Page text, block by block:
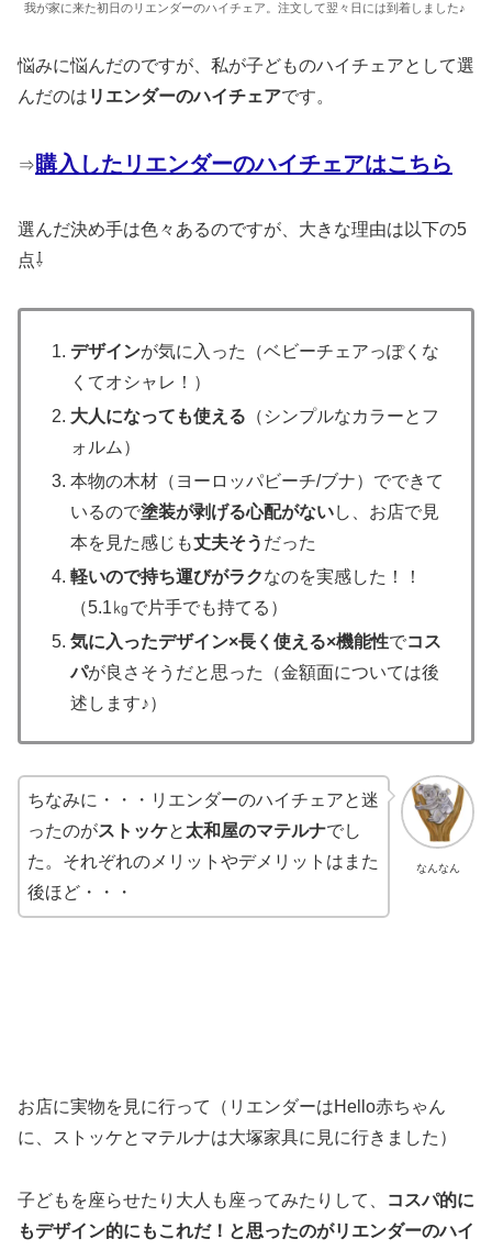
我が家に来た初日のリエンダーのハイチェア。注文して翌々日には到着しました♪
悩みに悩んだのですが、私が子どものハイチェアとして選
んだのは リエンダーのハイチェアです。
⇒購入したリエンダーのハイチェアはこちら
選んだ決め手は色々あるのですが、大きな理由は以下の5
点⇩
デザインが気に入った（ベビーチェアっぽくな
くてオシャレ！）
大人になっても使える （シンプルなカラーとフ
ォルム）
本物の木材（ヨーロッパビーチ/ブナ）でできて
いるので塗装が剥げる心配がないし、お店で見
本を見た感じも丈夫そう だった
軽いので持ち運びがラクなのを実感した！！
（5.1㎏で片手でも持てる）
気に入ったデザイン×長く使える×機能性でコス
パが良さそうだと思った（金額面については後
述します♪）
なんなん
ちなみに・・・リエンダーのハイチェアと迷
ったのがストッケと 太和屋のマテルナでし
た。それぞれのメリットやデメリットはまた
後ほど・・・
お店に実物を見に行って（リエンダーはHello赤ちゃん
に、ストッケとマテルナは大塚家具に見に行きました）
子どもを座らせたり大人も座ってみたりして、
コスパ的に
もデザイン的にもこれだ！と思ったのがリエンダーのハイ